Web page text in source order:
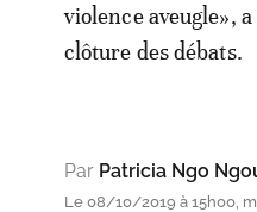
violence aveugle»,
clôture des débats.
Par Patricia Ngo
Le 08/10/2019 à 15h00,